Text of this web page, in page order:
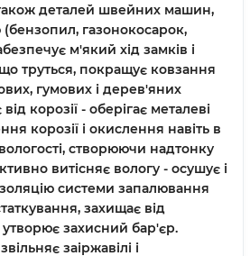
деталей швейних машин,
газонокосарок,
м'який хід замків і
труться, покращує ковзання
гумових і дерев'яних
корозії - оберігає металеві
корозії і окислення навіть в
створюючи надтонку
витісняє вологу - осушує і
системи запалювання
захищає від
захисний бар'єр.
заіржавілі і